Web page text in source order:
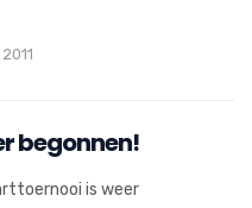
begonnen!
is weer